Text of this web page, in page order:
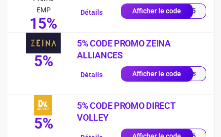
15%
Afficher le codees15
Détails
5%
5% CODE PROMO ZEINA
ALLIANCES
Afficher le codequis
Détails
5%
5% CODE PROMO DIRECT
VOLLEY